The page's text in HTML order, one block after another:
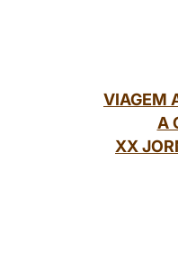
VIAGEM
A
XX